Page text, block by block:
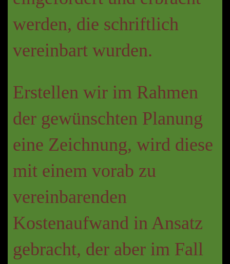
werden, die schriftlich
vereinbart wurden.
Erstellen wir im Rahmen
der gewünschten Planung
eine Zeichnung, wird diese
mit einem vorab zu
vereinbarenden
Kostenaufwand in Ansatz
gebracht, der aber im Fall